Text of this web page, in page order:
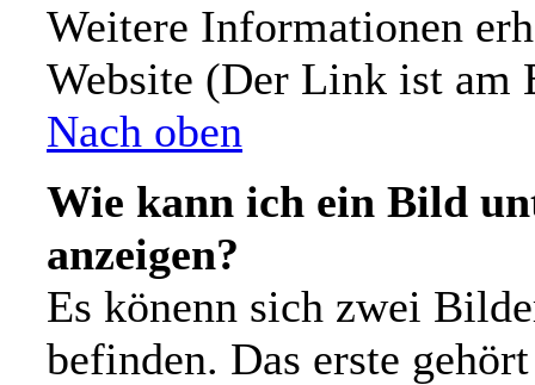
Weitere Informationen
Website (Der Link ist am
Nach oben
Wie kann ich ein Bild
anzeigen?
Es könenn sich zwei
befinden. Das erste